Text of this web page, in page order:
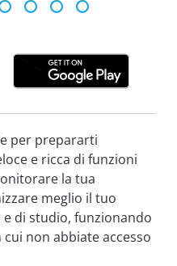
per prepararti
e ricca di funzioni
la tua
meglio il tuo
di studio, funzionando
non abbiate accesso